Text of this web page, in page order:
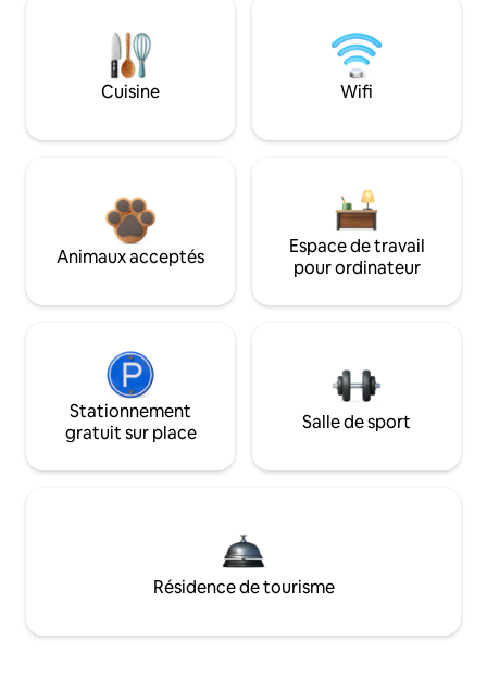
Cuisine Wifi
Animaux acceptés
Espace de travail
pour ordinateur
Stationnement
gratuit sur place
Salle de sport
Résidence de tourisme